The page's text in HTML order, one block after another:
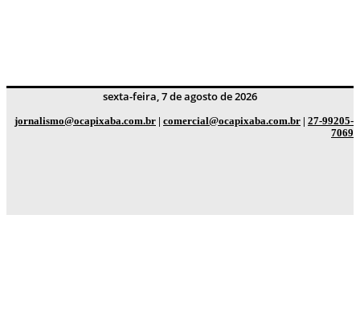
sexta-feira, 7 de agosto de 2026
jornalismo@ocapixaba.com.br | comercial@ocapixaba.com.br | 27-99205-
7069